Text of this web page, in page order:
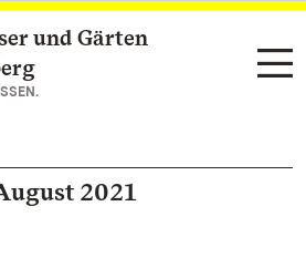
und Gärten
2021